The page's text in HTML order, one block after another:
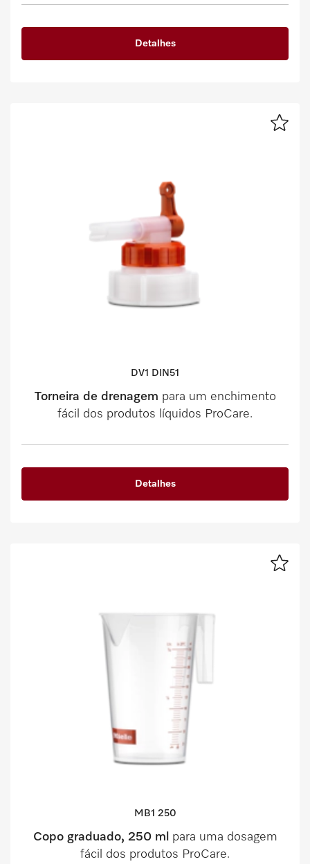
Detalhes
DV1 DIN51
Torneira de drenagem para um enchimento
fácil dos produtos líquidos ProCare.
Detalhes
MB1 250
Copo graduado, 250 ml para uma dosagem
fácil dos produtos ProCare.